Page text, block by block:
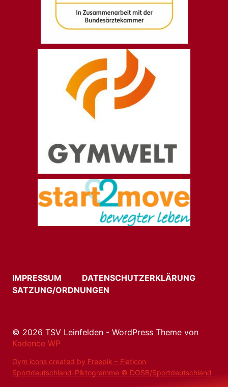
IMPRESSUM
DATENSCHUTZERKLÄRUNG
SATZUNG/ORDNUNGEN
© 2026 TSV Leinfelden - WordPress Theme von
Kadence WP
Gym icons created by Freepik – Flaticon
Sportdeutschland-Piktogramme © DOSB/Sportdeutschland